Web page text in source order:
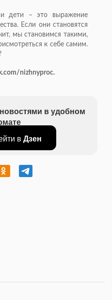
дети – это выражение
Если они становятся
мы становимся такими,
к себе самим.
nizhnyproc.
в удобном
в Дзен